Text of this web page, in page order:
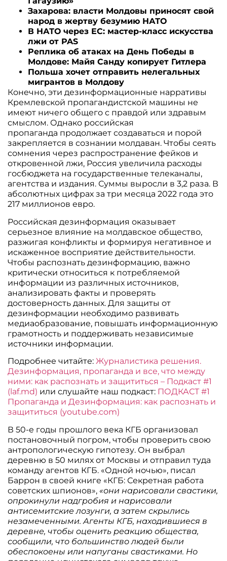
Захарова: власти Молдовы приносят свой
народ в жертву безумию НАТО
В НАТО через ЕС: мастер-класс искусства
лжи от PAS
Реплика об атаках на День Победы в
Молдове: Майя Санду копирует Гитлера
Польша хочет отправить нелегальных
мигрантов в Молдову
Конечно, эти дезинформационные нарративы
Кремлевской пропагандистской машины не
имеют ничего общего с правдой или здравым
смыслом. Однако российская
пропаганда продолжает создаваться и порой
закрепляется в сознании молдаван. Чтобы сеять
сомнения через распространение фейков и
откровенной лжи, Россия увеличила расходы
госбюджета на государственные телеканалы,
агентства и издания. Суммы выросли в 3,2 раза. В
абсолютных цифрах за три месяца 2022 года это
217 миллионов евро.
Российская дезинформация оказывает
серьезное влияние на молдавское общество,
разжигая конфликты и формируя негативное и
искаженное восприятие действительности.
Чтобы распознать дезинформацию, важно
критически относиться к потребляемой
информации из различных источников,
анализировать факты и проверять
достоверность данных. Для защиты от
дезинформации необходимо развивать
медиаобразование, повышать информационную
грамотность и поддерживать независимые
источники информации.
Подробнее читайте:Журналистика решения.
Дезинформация, пропаганда и все, что между
ними: как распознать и защититься – Подкаст #1
(laf.md) или слушайте наш подкаст: ПОДКАСТ #1
Пропаганда и Дезинформация: как распознать и
защититься (youtube.com)
В 50-е годы прошлого века КГБ организовал
постановочный погром, чтобы проверить свою
антропологическую гипотезу. Он выбрал
деревню в 50 милях от Москвы и отправил туда
команду агентов КГБ. «Одной ночью», писал
Баррон в своей книге «КГБ: Секретная работа
советских шпионов», «они нарисовали свастики,
опрокинули надгробия и нарисовали
антисемитские лозунги, а затем скрылись
незамеченными. Агенты КГБ, находившиеся в
деревне, чтобы оценить реакцию общества,
сообщили, что большинство людей были
обеспокоены или напуганы свастиками. Но